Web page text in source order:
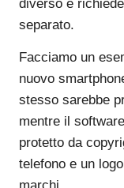
diverso e
separato.
Facciamo un
nuovo
stesso sarebbe
mentre il
protetto da
telefono e un